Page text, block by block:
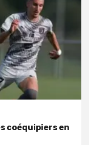
coéquipiers en